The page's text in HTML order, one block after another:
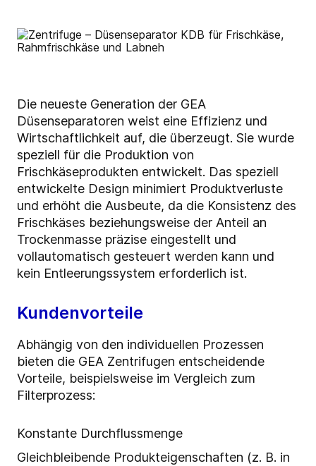
Die neueste Generation der GEA
Düsenseparatoren weist eine Effizienz und
Wirtschaftlichkeit auf, die überzeugt. Sie wurde
speziell für die Produktion von
Frischkäseprodukten entwickelt. Das speziell
entwickelte Design minimiert Produktverluste
und erhöht die Ausbeute, da die Konsistenz des
Frischkäses beziehungsweise der Anteil an
Trockenmasse präzise eingestellt und
vollautomatisch gesteuert werden kann und
kein Entleerungssystem erforderlich ist.
Kundenvorteile
Abhängig von den individuellen Prozessen
bieten die GEA Zentrifugen entscheidende
Vorteile, beispielsweise im Vergleich zum
Filterprozess:
Konstante Durchflussmenge
Gleichbleibende Produkteigenschaften (z. B. in